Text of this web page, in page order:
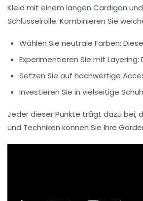
Kleid mit einem langen Cardigan
Schlüsselrolle. Kombinieren Sie
Wählen Sie neutrale Farben:
Experimentieren Sie mit Layering:
Setzen Sie auf hochwertige
Investieren Sie in vielseitige
Jeder dieser Punkte trägt dazu bei,
und Techniken können Sie Ihre